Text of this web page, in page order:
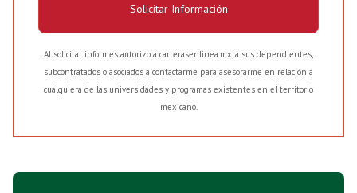
Solicitar Información
Al solicitar informes autorizo a carrerasenlinea.mx, a sus dependientes,
subcontratados o asociados a contactarme para asesorarme en relación a
cualquiera de las universidades y programas existentes en el territorio
mexicano.